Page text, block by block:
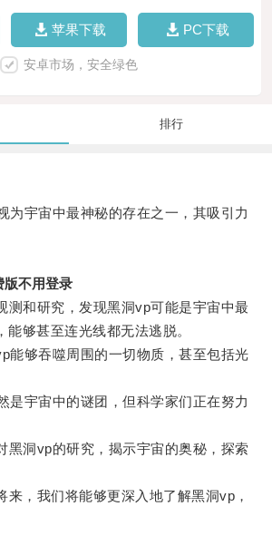
苹果下载 PC下载
安卓市场，安全绿色
排行
宇宙中最神秘的存在之一，其吸引力
版不用登录
和研究，发现黑洞vp可能是宇宙中最
能够甚至连光线都无法逃脱。
够吞噬周围的一切物质，甚至包括光
宇宙中的谜团，但科学家们正在努力
洞vp的研究，揭示宇宙的奥秘，探索
，我们将能够更深入地了解黑洞vp，